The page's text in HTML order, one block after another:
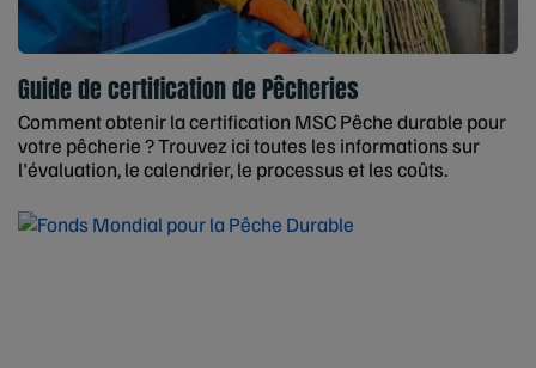
Guide de certification de Pêcheries
Comment obtenir la certification MSC Pêche durable pour
votre pêcherie ? Trouvez ici toutes les informations sur
l'évaluation, le calendrier, le processus et les coûts.